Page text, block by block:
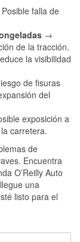
falla de
→
de la tracción.
la visibilidad
de fisuras
del
exposición a
carretera.
de
Encuentra
O’Reilly Auto
una
listo para el